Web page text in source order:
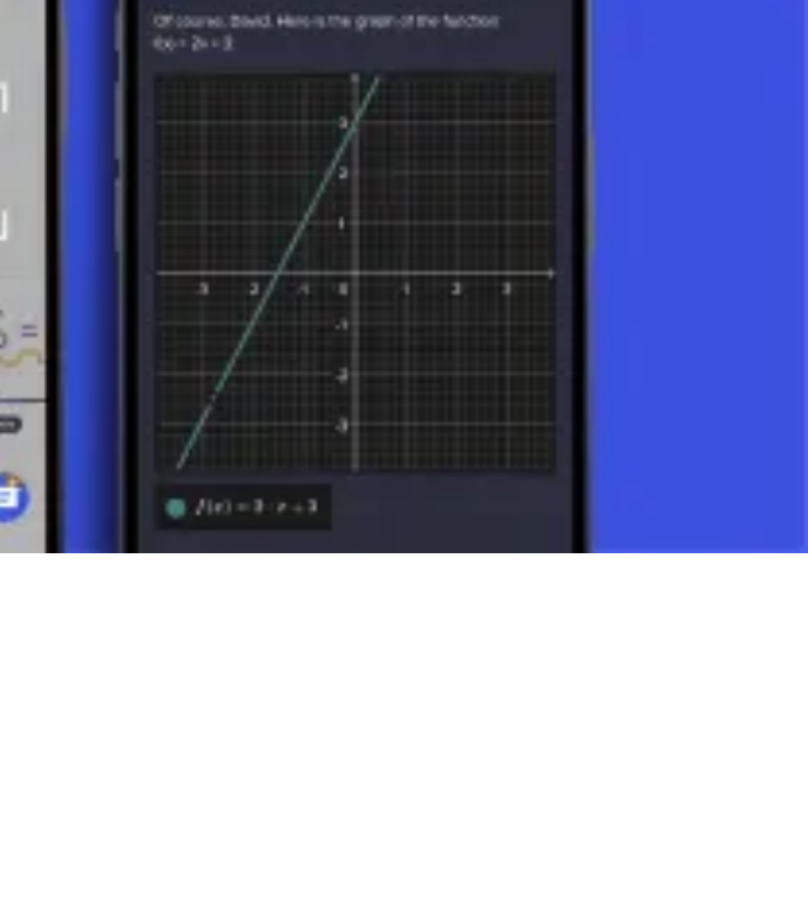
programas de computadora o calculadoras gráficas, podemos dibujar el polinomio y encontrar visualmente
en matemáticas, ingeniería y ciencias naturales. Comprender y utilizar diversas técnicas, desde la
En la práctica, este conocimiento permite la resolución de problemas del mundo real, desde el análisis